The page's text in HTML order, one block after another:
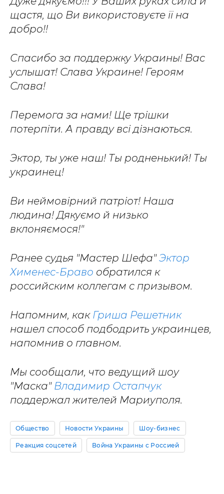
щастя, що Ви використовуєте її на
добро!!
Спасибо за поддержку Украины! Вас
услышат! Слава Украине! Героям
Слава!
Перемога за нами! Ще трішки
потерпіти. А правду всі дізнаються.
Эктор, ты уже наш! Ты родненький! Ты
украинец!
Ви неймовірний патріот! Наша
людина! Дякуємо й низько
вклоняємося!"
Ранее судья "Мастер Шефа"Эктор
Хименес-Браво обратился к
российским коллегам с призывом.
Напомним, как Гриша Решетник
нашел способ подбодрить украинцев,
напомнив о главном.
Мы сообщали, что ведущий шоу
"Маска" Владимир Остапчук
поддержал жителей Мариуполя.
Общество Новости Украины Шоу-бизнес
Реакция соцсетей Война Украины с Россией